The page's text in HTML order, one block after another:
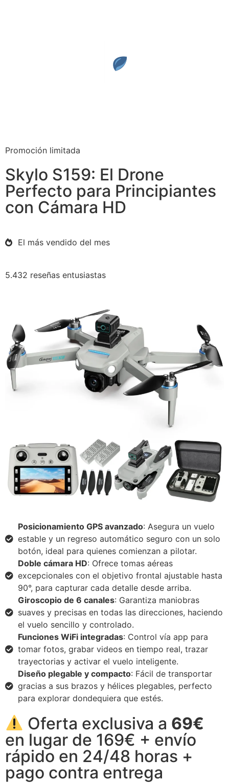
Promoción limitada
Skylo S159: El Drone
Perfecto para Principiantes
con Cámara HD
El más vendido del mes
5.432 reseñas entusiastas
Posicionamiento GPS avanzado: Asegura un vuelo
estable y un regreso automático seguro con un solo
botón, ideal para quienes comienzan a pilotar.
Doble cámara HD: Ofrece tomas aéreas
excepcionales con el objetivo frontal ajustable hasta
90°, para capturar cada detalle desde arriba.
Giroscopio de 6 canales: Garantiza maniobras
suaves y precisas en todas las direcciones, haciendo
el vuelo sencillo y controlado.
Funciones WiFi integradas: Control vía app para
tomar fotos, grabar videos en tiempo real, trazar
trayectorias y activar el vuelo inteligente.
Diseño plegable y compacto: Fácil de transportar
gracias a sus brazos y hélices plegables, perfecto
para explorar dondequiera que estés.
Oferta exclusiva a 69€
en lugar de 169€ + envío
rápido en 24/48 horas +
pago contra entrega